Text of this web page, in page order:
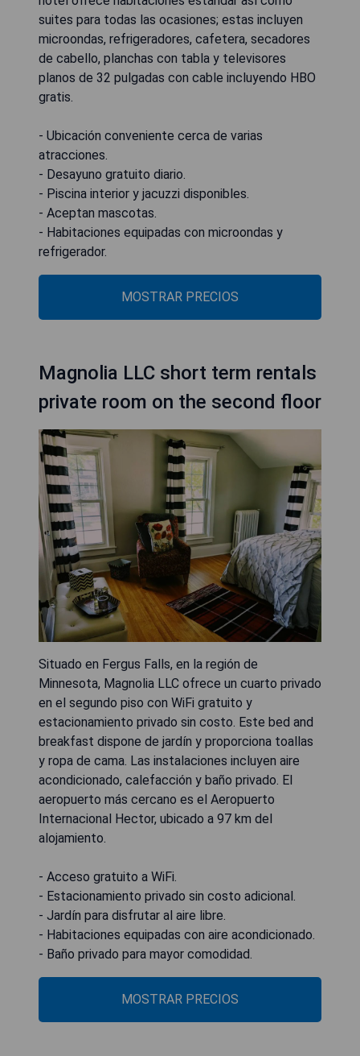
suites para todas las ocasiones; estas incluyen
microondas, refrigeradores, cafetera, secadores
de cabello, planchas con tabla y televisores
planos de 32 pulgadas con cable incluyendo HBO
gratis.
- Ubicación conveniente cerca de varias
atracciones.
- Desayuno gratuito diario.
- Piscina interior y jacuzzi disponibles.
- Aceptan mascotas.
- Habitaciones equipadas con microondas y
refrigerador.
MOSTRAR PRECIOS
Magnolia LLC short term rentals
private room on the second floor
Situado en Fergus Falls, en la región de
Minnesota, Magnolia LLC ofrece un cuarto privado
en el segundo piso con WiFi gratuito y
estacionamiento privado sin costo. Este bed and
breakfast dispone de jardín y proporciona toallas
y ropa de cama. Las instalaciones incluyen aire
acondicionado, calefacción y baño privado. El
aeropuerto más cercano es el Aeropuerto
Internacional Hector, ubicado a 97 km del
alojamiento.
- Acceso gratuito a WiFi.
- Estacionamiento privado sin costo adicional.
- Jardín para disfrutar al aire libre.
- Habitaciones equipadas con aire acondicionado.
- Baño privado para mayor comodidad.
MOSTRAR PRECIOS